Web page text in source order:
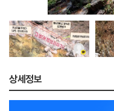
상세정보